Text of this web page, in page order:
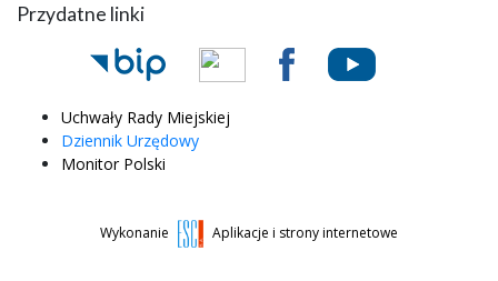
Przydatne linki
Uchwały Rady Miejskiej
Dziennik Urzędowy
Monitor Polski
Wykonanie Aplikacje i strony internetowe